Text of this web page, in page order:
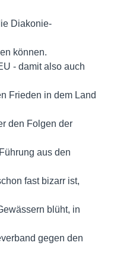
Diakonie-
können.
- damit also auch
Frieden in dem Land
den Folgen der
aus den
fast bizarr ist,
blüht, in
gegen den